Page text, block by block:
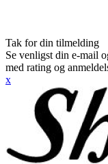
Tak for din tilmelding
Se venligst din e-mail
med rating og
x